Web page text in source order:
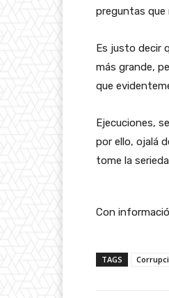
preguntas que
Es justo decir
más grande,
que
Ejecuciones,
por ello, ojalá
tome la
Con
TAGS